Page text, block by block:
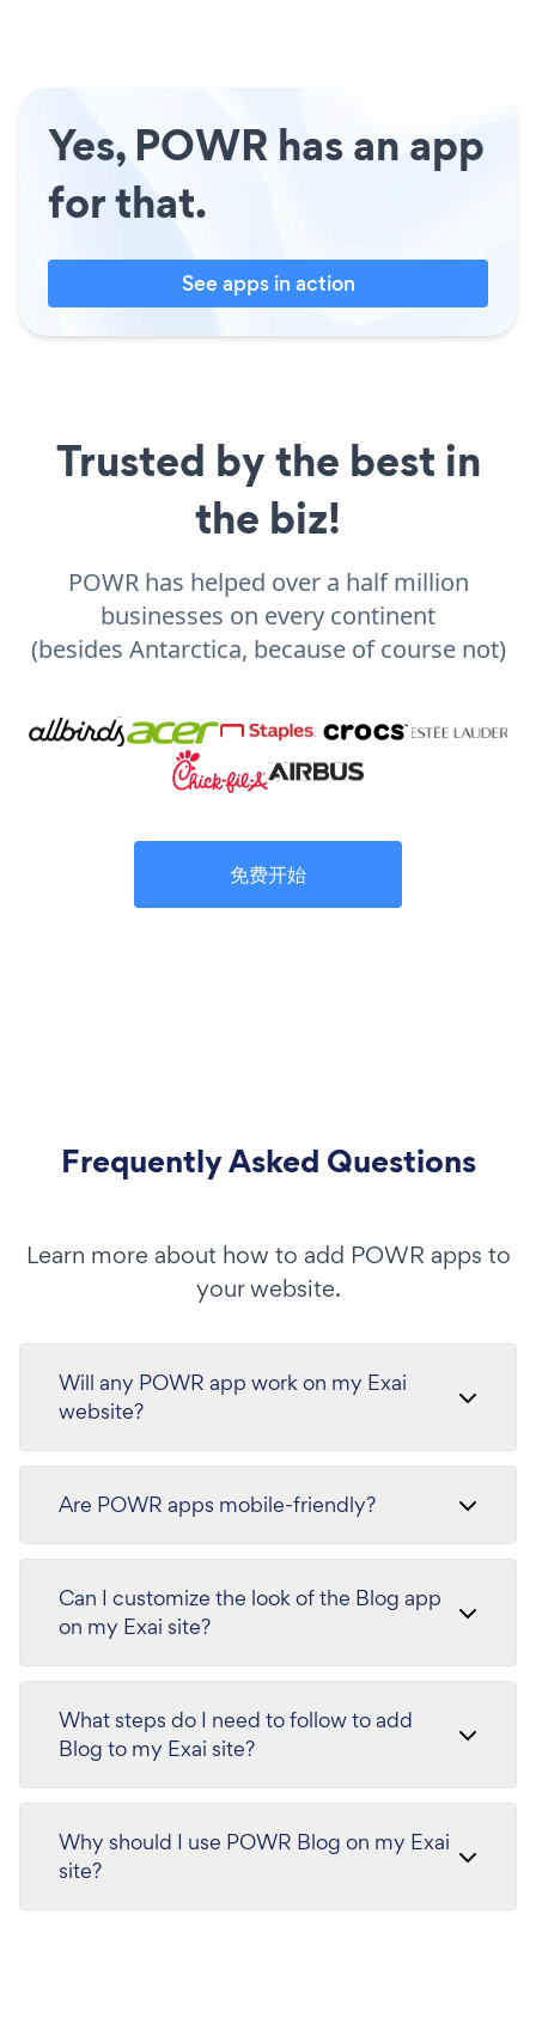
Yes, POWR has an app
for that.
See apps in action
Trusted by the best in
the biz!
POWR has helped over a half million
businesses on every continent
(besides Antarctica, because of course not)
免费开始
Frequently Asked Questions
Learn more about how to add POWR apps to
your website.
Will any POWR app work on my Exai
website?
Are POWR apps mobile-friendly?
Can I customize the look of the Blog app
on my Exai site?
What steps do I need to follow to add
Blog to my Exai site?
Why should I use POWR Blog on my Exai
site?